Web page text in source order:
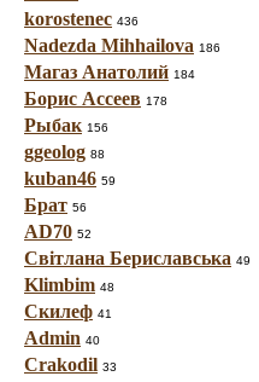
korostenec 436
Nadezda Mihhailova 186
Магаз Анатолий 184
Борис Ассеев 178
Рыбак 156
ggeolog 88
kuban46 59
Брат 56
AD70 52
Світлана Бериславська 49
Klimbim 48
Скилеф 41
Admin 40
Crakodil 33